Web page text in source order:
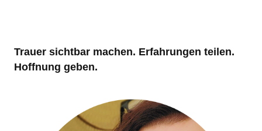
Trauer sichtbar machen. Erfahrungen teilen.
Hoffnung geben.